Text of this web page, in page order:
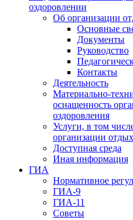
оздоровлении
Об организации
Основные
Документы
Руководство
Контакты
Деятельность
Материально-
оснащенность
оздоровления
Услуги, в том
организации
Доступная среда
Иная информация
ГИА
Нормативное
ГИА-9
ГИА-11
Советы